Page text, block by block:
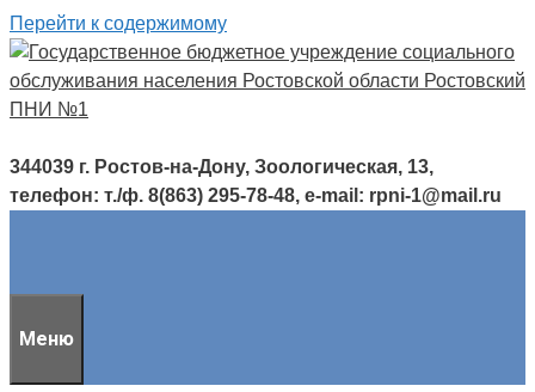
Перейти к содержимому
344039 г. Ростов-на-Дону, Зоологическая, 13,
телефон: т./ф. 8(863) 295-78-48, e-mail: rpni-1@mail.ru
Меню